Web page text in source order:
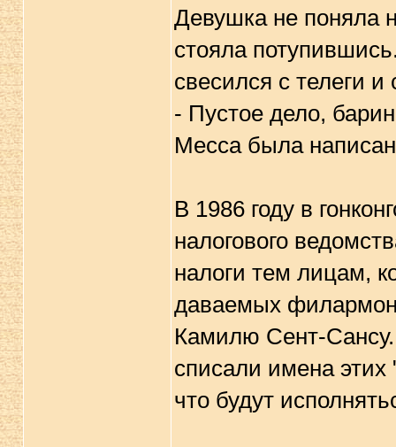
Девушка не поняла
стояла
свесился с телеги
- Пустое дело,
Месса была
В 1986 году в
налогового
налоги тем лицам,
даваемых
Камилю Сент-Сансу.
списали имена
что будут